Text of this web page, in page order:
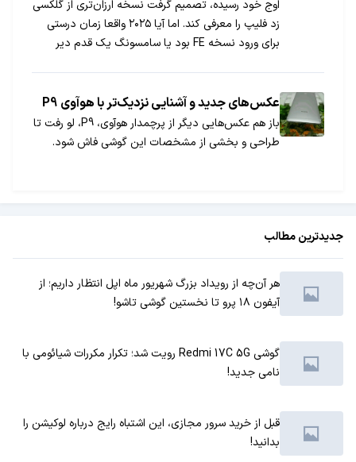
اوج خود رسیده، تصمیم گرفت نسخه ارزان‌تری از گلکسی
زد فلیپ را معرفی کند. اما آیا ۲۰۲۵ واقعا زمان درستی
برای ورود نسخه FE بود یا سامسونگ یک‌ قدم دیر
عکس‌های جدید و آشنایی نزدیک‌تر با هوآوی P9
باز هم عکس‌هایی دیگر از پرچمدار هوآوی، P9، لو رفت تا
طراحی و بخشی از مشخصات این گوشی فاش شود.
جدیدترین مطالب
هر آن‌چه از رویداد بزرگ شهریور ماه اپل انتظار داریم؛ از
آیفون ۱۸ پرو تا نخستین گوشی تاشو!
گوشی Redmi 17C 5G رویت شد؛ تکرار مکررات شیائومی با
نامی جدید!
قبل از خرید سرور مجازی، این اشتباه رایج درباره لوکیشن را
بدانید!